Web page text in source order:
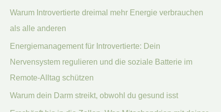
n
n
a
c
h
:
Warum Introvertierte dreimal mehr Energie verbrauchen
als alle anderen
Energiemanagement für Introvertierte: Dein
Nervensystem regulieren und die soziale Batterie im
Remote-Alltag schützen
Warum dein Darm streikt, obwohl du gesund isst